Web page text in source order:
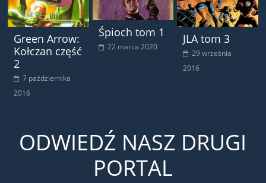
Green Arrow:
Kołczan część
2
7 października
2016
Śpioch tom 1
22 marca 2020
JLA tom 3
29 września
2016
ODWIEDŹ NASZ DRUGI
PORTAL